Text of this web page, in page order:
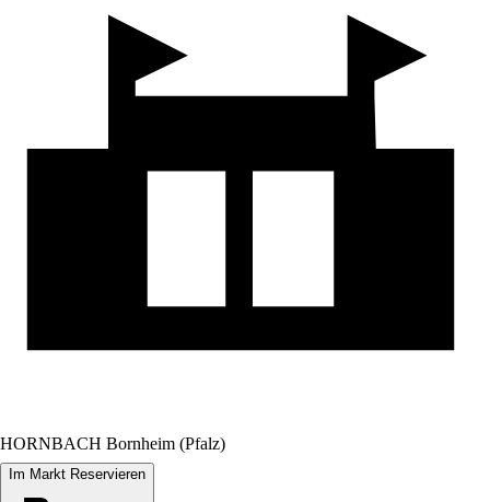
HORNBACH Bornheim (Pfalz)
Im Markt Reservieren